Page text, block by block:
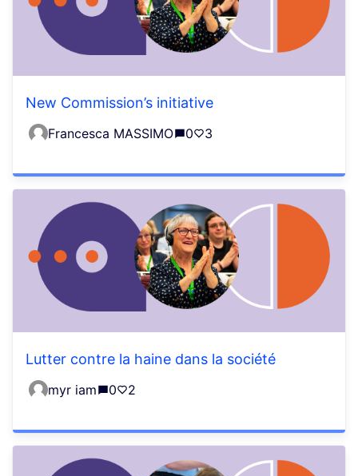
New Commission’s initiative
Francesca MASSIMO 0 3
Lutter contre la haine dans la société
myr iam 0 2